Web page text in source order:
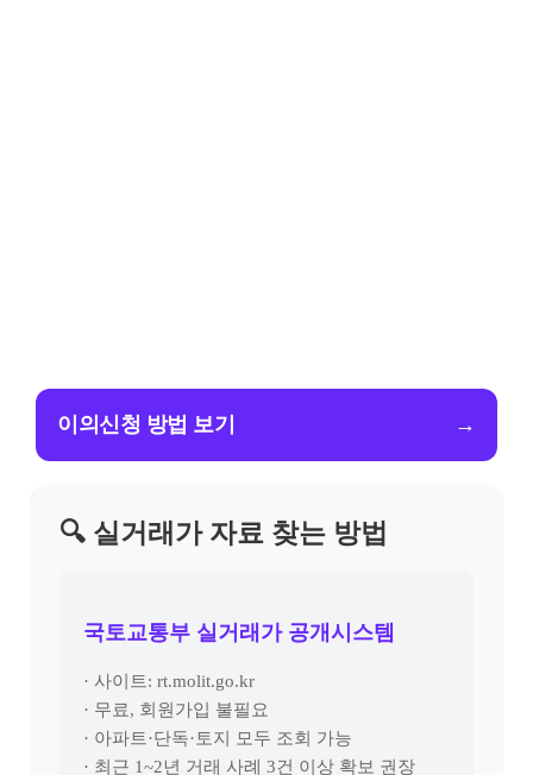
이의신청 방법 보기 →
🔍 실거래가 자료 찾는 방법
국토교통부 실거래가 공개시스템
· 사이트: rt.molit.go.kr
· 무료, 회원가입 불필요
· 아파트·단독·토지 모두 조회 가능
· 최근 1~2년 거래 사례 3건 이상 확보 권장